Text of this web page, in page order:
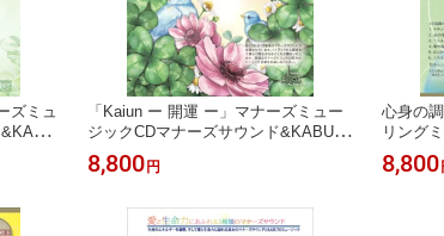
ズミュ
しの
リン
heal
「Kaiun ー 開運 ー」マナーズミュー
ジックCDマナーズサウンド&KABUT
OヒーリングミュージックCD癒しの
音楽 ヒーリング ヨガ 瞑想 ヒーリン
振動療法 音響療法 特殊音響 試聴 heal
8,800 円
心身の
リング
ドCD 癒
ック 未
8,800